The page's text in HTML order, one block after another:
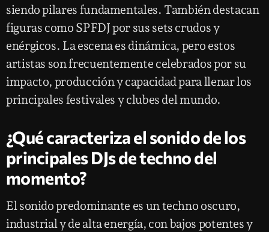
siendo pilares fundamentales. También destacan
figuras como SPFDJ por sus sets crudos y
enérgicos. La escena es dinámica, pero estos
artistas son frecuentemente celebrados por su
impacto, producción y capacidad para llenar los
principales festivales y clubes del mundo.
¿Qué caracteriza el sonido de los
principales DJs de techno del
momento?
El sonido predominante es un techno oscuro,
industrial y de alta energía, con bajos potentes y